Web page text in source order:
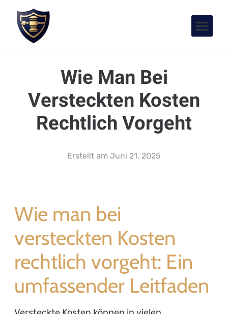
Wie Man Bei
Versteckten Kosten
Rechtlich Vorgeht
Erstellt am Juni 21, 2025
Wie man bei
versteckten Kosten
rechtlich vorgeht: Ein
umfassender Leitfaden